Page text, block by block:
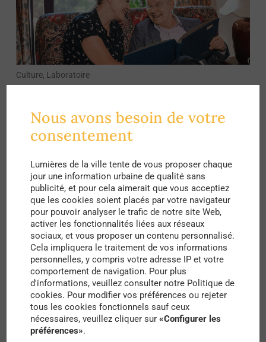
Culture, Laboratoire
dépendances
La Rédaction
Culture, Société, Voix
Entretien avec Lucie Da Costa Casals et
Véronique Bathily : « La cité culturelle
d’Étampes : repenser les liens entre
Nous avons besoin de votre
consentement
Lumières de la ville tente de vous proposer chaque
jour une information urbaine de qualité sans
publicité, et pour cela aimerait que vous acceptiez
que les cookies soient placés par votre navigateur
pour pouvoir analyser le trafic de notre site Web,
activer les fonctionnalités liées aux réseaux
sociaux, et vous proposer un contenu personnalisé.
Cela impliquera le traitement de vos informations
personnelles, y compris votre adresse IP et votre
comportement de navigation. Pour plus
d'informations, veuillez consulter notre Politique de
cookies. Pour modifier vos préférences ou rejeter
tous les cookies fonctionnels sauf ceux
nécessaires, veuillez cliquer sur«Configurer les
préférences».